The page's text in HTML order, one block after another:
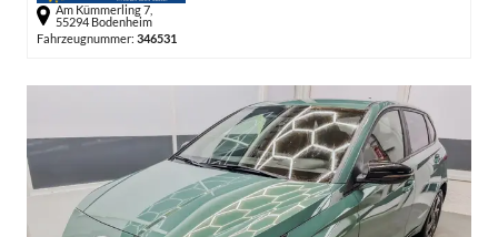
Am Kümmerling 7,
55294 Bodenheim
Fahrzeugnummer: 346531